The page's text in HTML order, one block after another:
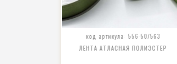
код артикула: 556-50/563
ЛЕНТА АТЛАСНАЯ ПОЛИЭСТЕР